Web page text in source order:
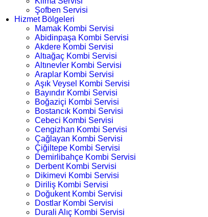
Şofben Servisi
Hizmet Bölgeleri
Mamak Kombi Servisi
Abidinpaşa Kombi Servisi
Akdere Kombi Servisi
Altıağaç Kombi Servisi
Altınevler Kombi Servisi
Araplar Kombi Servisi
Aşık Veysel Kombi Servisi
Bayındır Kombi Servisi
Boğaziçi Kombi Servisi
Bostancık Kombi Servisi
Cebeci Kombi Servisi
Cengizhan Kombi Servisi
Çağlayan Kombi Servisi
Çiğiltepe Kombi Servisi
Demirlibahçe Kombi Servisi
Derbent Kombi Servisi
Dikimevi Kombi Servisi
Diriliş Kombi Servisi
Doğukent Kombi Servisi
Dostlar Kombi Servisi
Durali Alıç Kombi Servisi